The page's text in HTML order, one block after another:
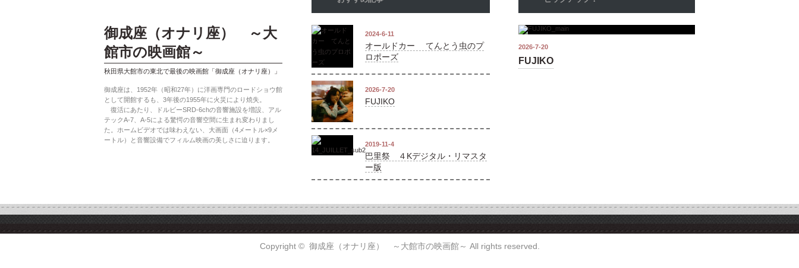
2024-6-11
オールドカー てんとう虫のプ
ロポーズ
2026-7-20
FUJIKO
2019-11-4
巴里祭 ４Kデジタル・リマスタ
ー版
2026-7-20
FUJIKO
御成座（オナリ座） ～大
館市の映画館～
秋田県大館市の東北で最後の映画館「御成座（オナリ座）」
御成座は、1952年（昭和27年）に洋画専門のロードショウ館
として開館するも、3年後の1955年に火災により焼失。
復活にあたり、ドルビーSRD-6chの音響施設を増設、アル
テックA-7、A-5による驚愕の音響空間に生まれ変わりまし
た。ホームビデオでは味わえない、大画面（4メートル×9メ
ートル）と音響設備でフィルム映画の美しさに迫ります。
Copyright © 御成座（オナリ座） ～大館市の映画館～ All rights reserved.